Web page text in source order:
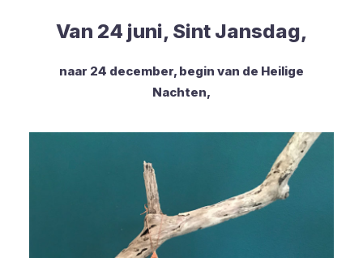
Van 24 juni, Sint Jansdag,
naar 24 december, begin van de Heilige
Nachten,